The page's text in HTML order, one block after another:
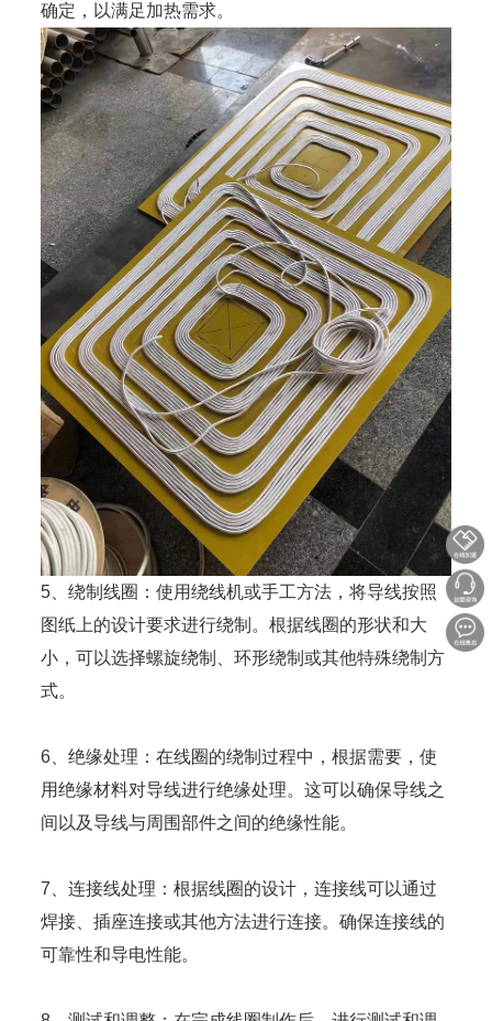
确定，以满足加热需求。
5、绕制线圈：使用绕线机或手工方法，将导线按照
图纸上的设计要求进行绕制。根据线圈的形状和大
小，可以选择螺旋绕制、环形绕制或其他特殊绕制方
式。
6、绝缘处理：在线圈的绕制过程中，根据需要，使
用绝缘材料对导线进行绝缘处理。这可以确保导线之
间以及导线与周围部件之间的绝缘性能。
7、连接线处理：根据线圈的设计，连接线可以通过
焊接、插座连接或其他方法进行连接。确保连接线的
可靠性和导电性能。